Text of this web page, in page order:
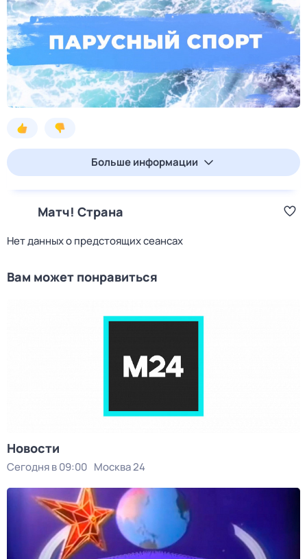
Больше информации
Матч! Страна
Нет данных о предстоящих сеансах
Вам может понравиться
Новости
Сегодня в 09:00 Москва 24